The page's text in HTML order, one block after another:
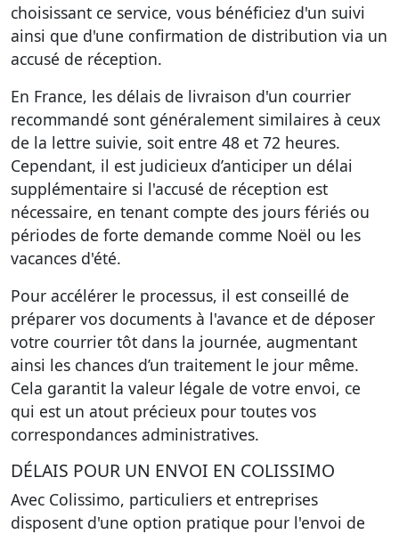
choisissant ce service, vous bénéficiez d'un suivi
ainsi que d'une confirmation de distribution via un
accusé de réception.
En France, les délais de livraison d'un courrier
recommandé sont généralement similaires à ceux
de la lettre suivie, soit entre 48 et 72 heures.
Cependant, il est judicieux d’anticiper un délai
supplémentaire si l'accusé de réception est
nécessaire, en tenant compte des jours fériés ou
périodes de forte demande comme Noël ou les
vacances d'été.
Pour accélérer le processus, il est conseillé de
préparer vos documents à l'avance et de déposer
votre courrier tôt dans la journée, augmentant
ainsi les chances d’un traitement le jour même.
Cela garantit la valeur légale de votre envoi, ce
qui est un atout précieux pour toutes vos
correspondances administratives.
DÉLAIS POUR UN ENVOI EN COLISSIMO
Avec Colissimo, particuliers et entreprises
disposent d'une option pratique pour l'envoi de